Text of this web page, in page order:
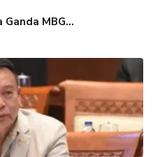
MBG...